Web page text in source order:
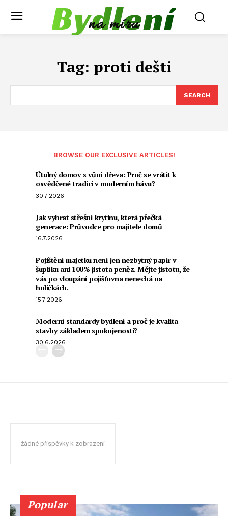
Bydlení
na míru
Tag: proti dešti
SEARCH
BROWSE OUR EXCLUSIVE ARTICLES!
Útulný domov s vůní dřeva: Proč se vrátit k
osvědčené tradici v moderním hávu?
30.7.2026
Jak vybrat střešní krytinu, která přečká
generace: Průvodce pro majitele domů
16.7.2026
Pojištění majetku není jen nezbytný papír v
šuplíku ani 100% jistota peněz. Mějte jistotu, že
vás po vloupání pojišťovna nenechá na
holičkách.
15.7.2026
Moderní standardy bydlení a proč je kvalita
stavby základem spokojenosti?
30.6.2026
žádné příspěvky k zobrazení
Popular